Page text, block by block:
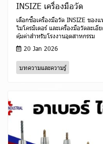
INSIZE เครื่องมือวัด
เลือกซื้อเครื่องมือวัด INSIZE ของ
ไมโครมิเตอร์ และเครื่องมือวัดละเ
คุ้มค่าสำหรับโรงงานอุตสาหกรรม
20 Jan 2026
บทความและความรู้